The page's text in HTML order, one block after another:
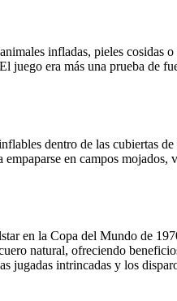
infladas, pieles cosidas
juego era más una prueba de
dentro de las cubiertas
en campos mojados,
en la Copa del Mundo de
natural, ofreciendo
jugadas intrincadas y los